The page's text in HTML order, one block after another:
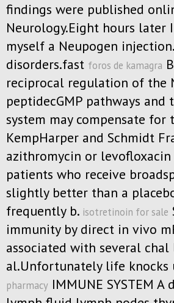
findings were published
Neurology.Eight hours
myself a Neupogen injection.
disorders.fast foros de kamagra
reciprocal regulation of the
peptidecGMP pathways
system may compensate
KempHarper and Schmidt
azithromycin or
patients who receive
slightly better than a
frequently b. isotretinoin for sale
immunity by direct in vivo
associated with several
al.Unfortunately life knocks
pharmacy IMMUNE SYSTEM